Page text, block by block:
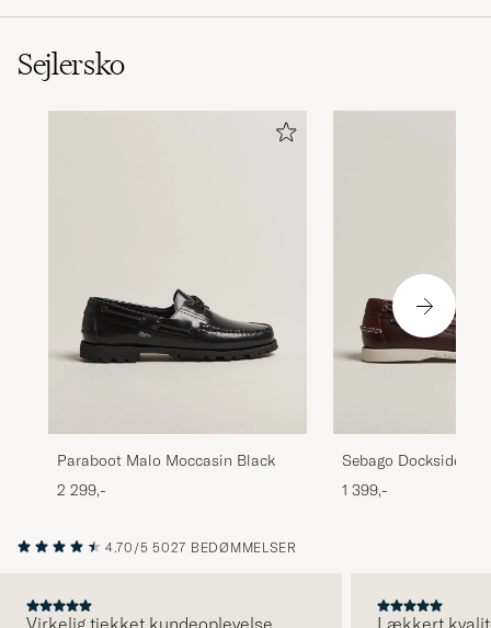
Sejlersko
Paraboot Malo Moccasin Black
2 299,-
Sebago Docksides
Waxed Boat Shoe
1 399,-
4.70/5 5027 BEDØMMELSER